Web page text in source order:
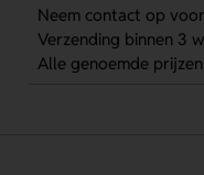
Neem contact op
Verzending binnen 3
Alle genoemde